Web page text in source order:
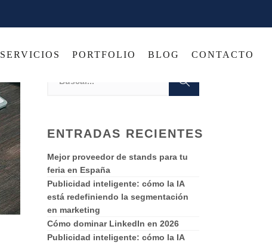
SERVICIOS PORTFOLIO BLOG CONTACTO
ENTRADAS RECIENTES
Mejor proveedor de stands para tu
feria en España
Publicidad inteligente: cómo la IA
está redefiniendo la segmentación
en marketing
Cómo dominar LinkedIn en 2026
Publicidad inteligente: cómo la IA